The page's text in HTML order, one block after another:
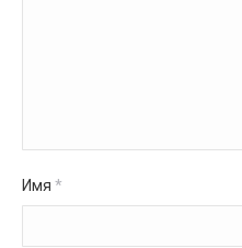
Имя *